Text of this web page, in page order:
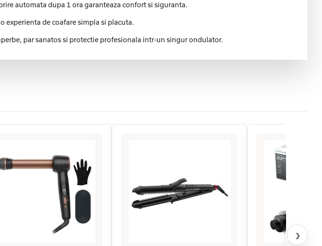
automata dupa 1 ora garanteaza confort si siguranta.
experienta de coafare simpla si placuta.
par sanatos si protectie profesionala intr-un singur ondulator.
›